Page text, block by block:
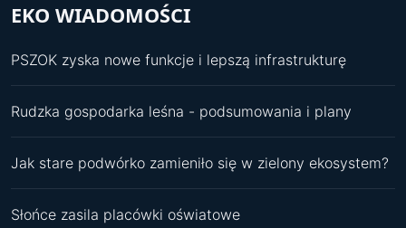
EKO WIADOMOŚCI
PSZOK zyska nowe funkcje i lepszą infrastrukturę
Rudzka gospodarka leśna - podsumowania i plany
Jak stare podwórko zamieniło się w zielony ekosystem?
Słońce zasila placówki oświatowe